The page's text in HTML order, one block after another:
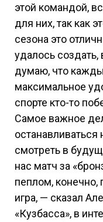
этой командой,
для них, так как
сезона это
удалось создать,
думаю, что
максимальное
спорте кто-то
Самое важное
останавливаться
смотреть в
нас матч за
пеплом, конечно,
игра, — сказал
«Кузбасса», в